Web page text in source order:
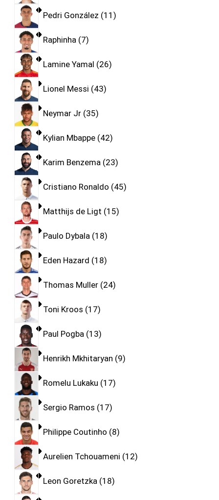
Pedri González 11
Raphinha 7
Lamine Yamal 26
Lionel Messi 43
Neymar Jr 35
Kylian Mbappe 42
Karim Benzema 23
Cristiano Ronaldo 45
Matthijs de Ligt 15
Paulo Dybala 18
Eden Hazard 18
Thomas Muller 24
Toni Kroos 17
Paul Pogba 13
Henrikh Mkhitaryan 9
Romelu Lukaku 17
Sergio Ramos 17
Philippe Coutinho 8
Aurelien Tchouameni 12
Leon Goretzka 18